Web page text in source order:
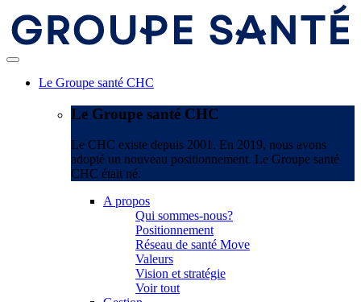
Le Groupe santé CHC
Le Groupe santé CHC
Le CHC existe depuis 2001. En 2019, nous avons
adopté un nouveau positionnement. Le Groupe santé
CHC était né.
A propos
Qui sommes-nous?
Positionnement
Réseau de santé Move
Valeurs
Vision et stratégie
Voir tout